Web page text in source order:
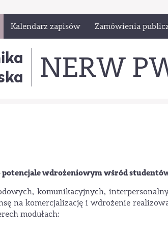
Kalendarz zapisów Zamówienia
NERW
wdrożeniowym wśród
komunikacyjnych,
na komercjalizację i wdrożenie
modułach: